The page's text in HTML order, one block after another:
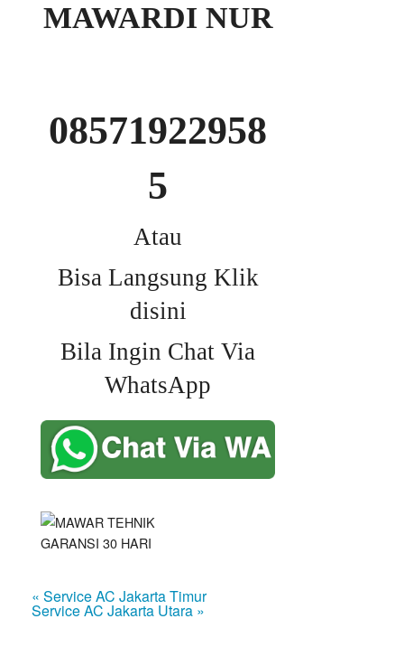
MAWARDI NUR
08571922958
5
Atau
Bisa Langsung Klik
disini
Bila Ingin Chat Via
WhatsApp
« Service AC Jakarta Timur
Service AC Jakarta Utara »